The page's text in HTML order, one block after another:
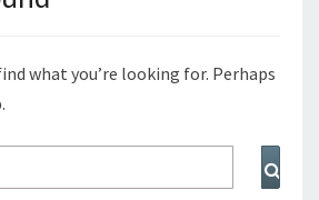
what you’re looking for. Perhaps